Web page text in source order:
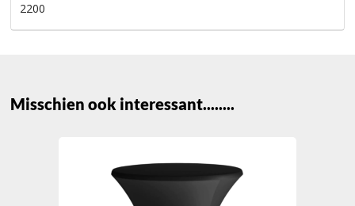
2200
Misschien ook interessant........